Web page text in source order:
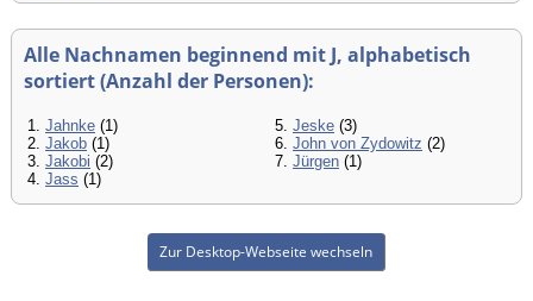
Alle Nachnamen beginnend mit J, alphabetisch
sortiert (Anzahl der Personen):
1. Jahnke (1)
2. Jakob (1)
3. Jakobi (2)
4. Jass (1)
5. Jeske (3)
6. John von Zydowitz (2)
7. Jürgen (1)
Zur Desktop-Webseite wechseln